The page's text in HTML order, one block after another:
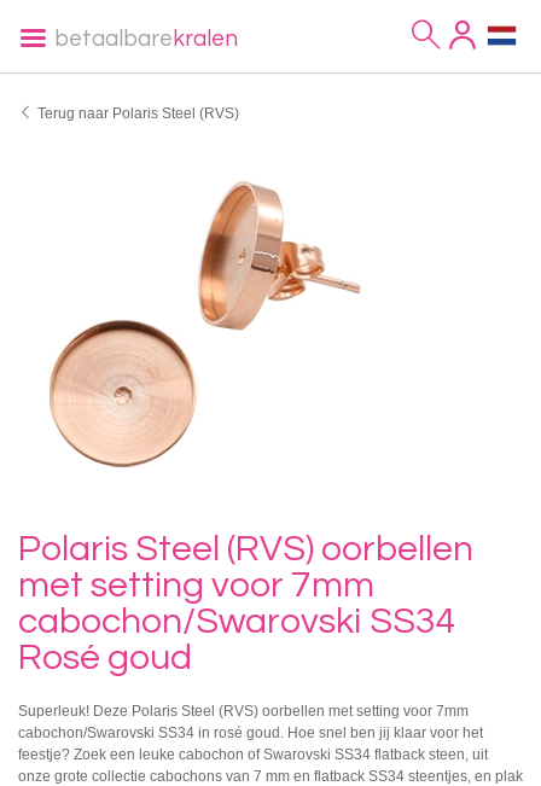
betaalbare kralen
Terug naar Polaris Steel (RVS)
Polaris Steel (RVS) oorbellen
met setting voor 7mm
cabochon/Swarovski SS34
Rosé goud
Superleuk! Deze Polaris Steel (RVS) oorbellen met setting voor 7mm
cabochon/Swarovski SS34 in rosé goud. Hoe snel ben jij klaar voor het
feestje? Zoek een leuke cabochon of Swarovski SS34 flatback steen, uit
onze grote collectie cabochons van 7 mm en flatback SS34 steentjes, en plak